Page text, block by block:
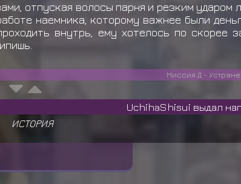
отпуская волосы парня и резким
наемника, которому важнее были
внутрь, ему хотелось по скорее
Миссия Д -
выдал награду D ранга.
ИСТОРИЯ